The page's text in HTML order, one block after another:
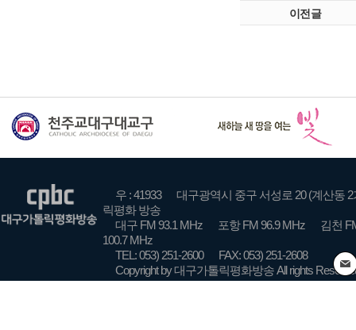
이전글
우 : 41933
대구광역시 중구 서성로 20 (계산동 2
릭평화 방송
대구 FM 93.1 MHz
포항 FM 96.9 MHz
김천
100.7 MHz
TEL: 053) 251-2600
FAX: 053) 251-2608
Copyright by 대구가톨릭평화방송 All rights